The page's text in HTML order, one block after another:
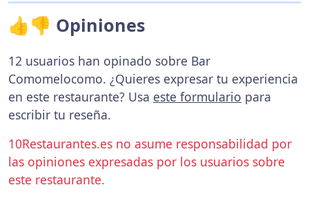
👍👎 Opiniones
12 usuarios han opinado sobre Bar
Comomelocomo. ¿Quieres expresar tu experiencia
en este restaurante? Usa este formulario para
escribir tu reseña.
10Restaurantes.es no asume responsabilidad por
las opiniones expresadas por los usuarios sobre
este restaurante.